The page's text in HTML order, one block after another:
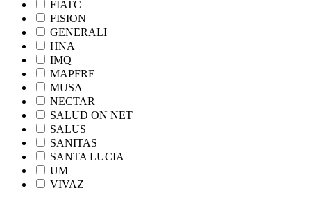
FIATC
FISION
GENERALI
HNA
IMQ
MAPFRE
MUSA
NECTAR
SALUD ON NET
SALUS
SANITAS
SANTA LUCIA
UM
VIVAZ